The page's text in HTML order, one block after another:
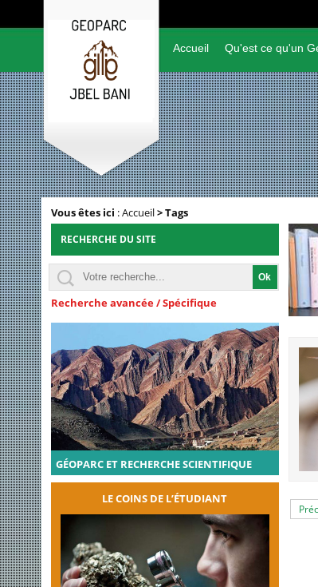
Accueil Qu'est ce qu'un
Vous êtes ici :Accueil>Tags
RECHERCHE DU SITE
Recherche avancée / Spécifique
GÉOPARC ET RECHERCHE SCIENTIFIQUE
LE COINS DE L’ÉTUDIANT